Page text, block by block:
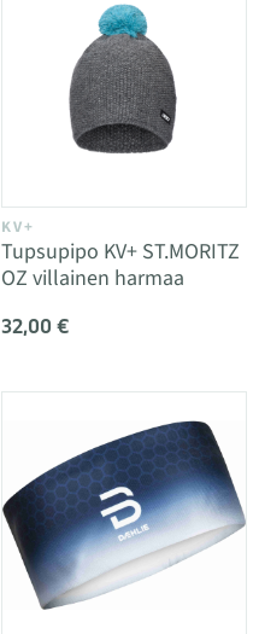
KV+
Tupsupipo KV+ ST.MORITZ
OZ villainen harmaa
32,00 €